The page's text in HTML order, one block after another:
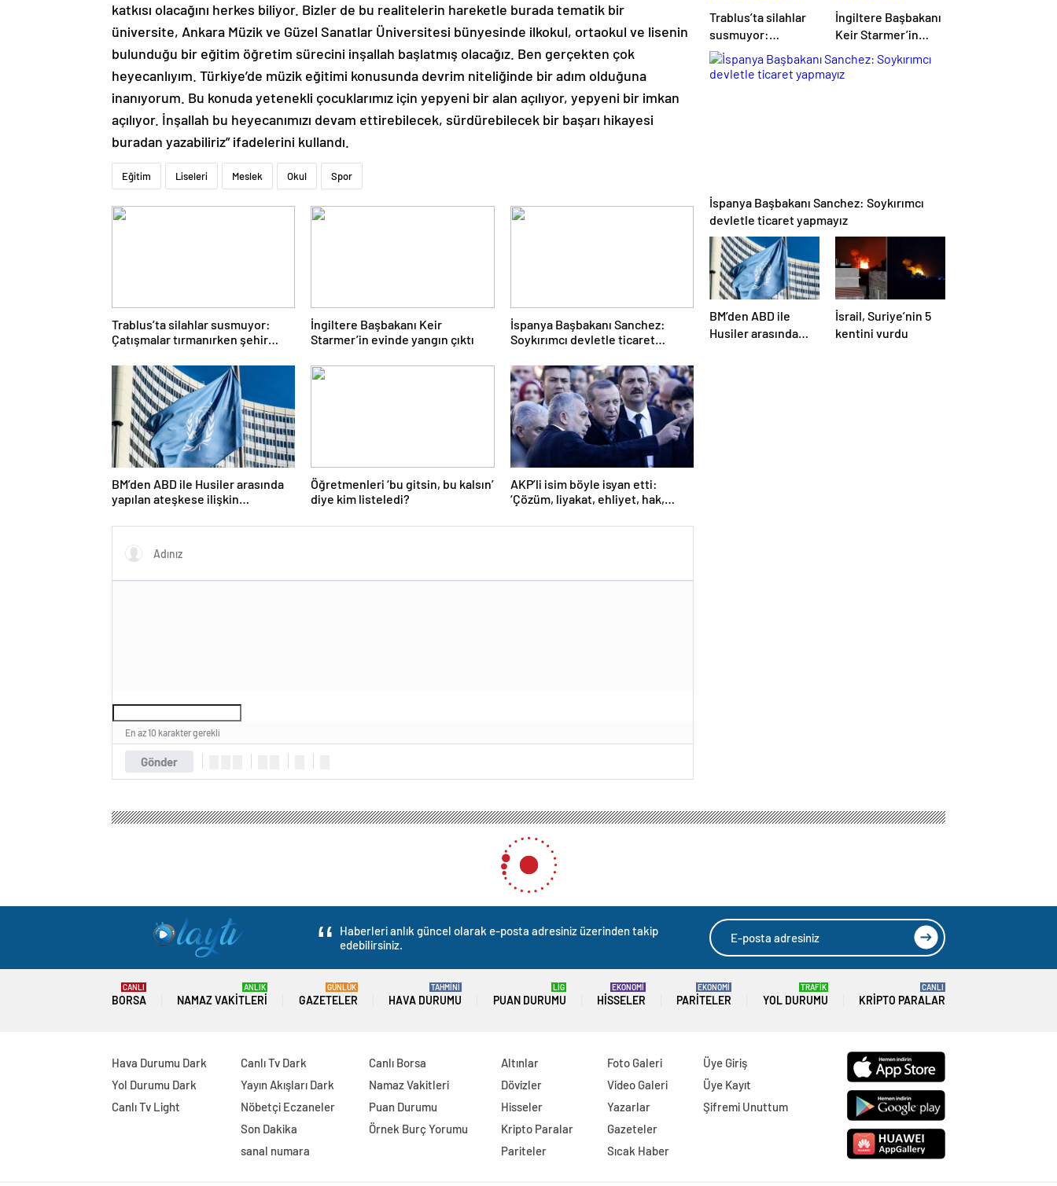
katkısı olacağını herkes biliyor. Bizler de bu realitelerin hareketle burada tematik bir
üniversite, Ankara Müzik ve Güzel Sanatlar Üniversitesi bünyesinde ilkokul, ortaokul ve lisenin
bulunduğu bir eğitim öğretim sürecini inşallah başlatmış olacağız. Ben gerçekten çok
heyecanlıyım. Türkiye’de müzik eğitimi konusunda devrim niteliğinde bir adım olduğuna
inanıyorum. Bu konuda yetenekli çocuklarımız için yepyeni bir alan açılıyor, yepyeni bir imkan
açılıyor. İnşallah bu heyecanımızı devam ettirebilecek, sürdürebilecek bir başarı hikayesi
buradan yazabiliriz” ifadelerini kullandı.
Eğitim Liseleri Meslek Okul Spor
Trablus’ta silahlar susmuyor:
Çatışmalar tırmanırken şehir
İngiltere Başbakanı Keir
Starmer’in evinde yangın çıktı
İspanya Başbakanı Sanchez:
Soykırımcı devletle ticaret
BM’den ABD ile Husiler arasında
yapılan ateşkese ilişkin
Öğretmenleri ‘bu gitsin, bu kalsın’
diye kim listeledi?
AKP’li isim böyle isyan etti:
‘Çözüm, liyakat, ehliyet, hak,
Gönder
En az 10 karakter gerekli
Trablus’ta silahlar
susmuyor:
Çatışmalar
tırmanırken şehir
İngiltere Başbakanı
Keir Starmer’in
evinde yangın çıktı
İspanya Başbakanı Sanchez: Soykırımcı
devletle ticaret yapmayız
BM’den ABD ile
Husiler arasında
İsrail, Suriye’nin 5
kentini vurdu
Haberleri anlık güncel olarak e-posta adresiniz üzerinden takip
edebilirsiniz.
BORSA
CANLI
NAMAZ VAKITLERI
ANLIK
GAZETELER
GÜNLÜK
HAVA DURUMU
TAHMİNİ
PUAN DURUMU
LİG
HISSELER
EKONOMİ
PARITELER
EKONOMİ
YOL DURUMU
TRAFİK
KRIPTO PARALAR
CANLI
Hava Durumu Dark
Yol Durumu Dark
Canlı Tv Light
Canlı Tv Dark
Yayın Akışları Dark
Nöbetçi Eczaneler
Son Dakika
sanal numara
Canlı Borsa
Namaz Vakitleri
Puan Durumu
Örnek Burç Yorumu
Altınlar
Dövizler
Hisseler
Kripto Paralar
Pariteler
Foto Galeri
Video Galeri
Yazarlar
Gazeteler
Sıcak Haber
Üye Giriş
Üye Kayıt
Şifremi Unuttum